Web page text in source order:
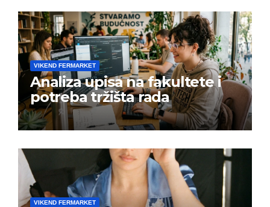
VIKEND FERMARKET
Analiza upisa na fakultete i
potreba tržišta rada
VIKEND FERMARKET